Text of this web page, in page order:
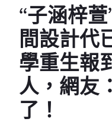
“子涵梓
間設計代
學重生報
人，網友
了！ ​